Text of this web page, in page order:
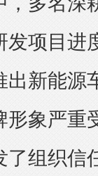
项目进
新能源
形象严重
组织信